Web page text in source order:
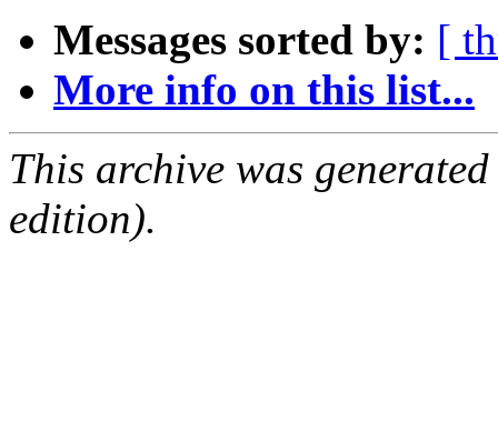
Messages sorted by: [
More info on this list...
This archive was
edition).